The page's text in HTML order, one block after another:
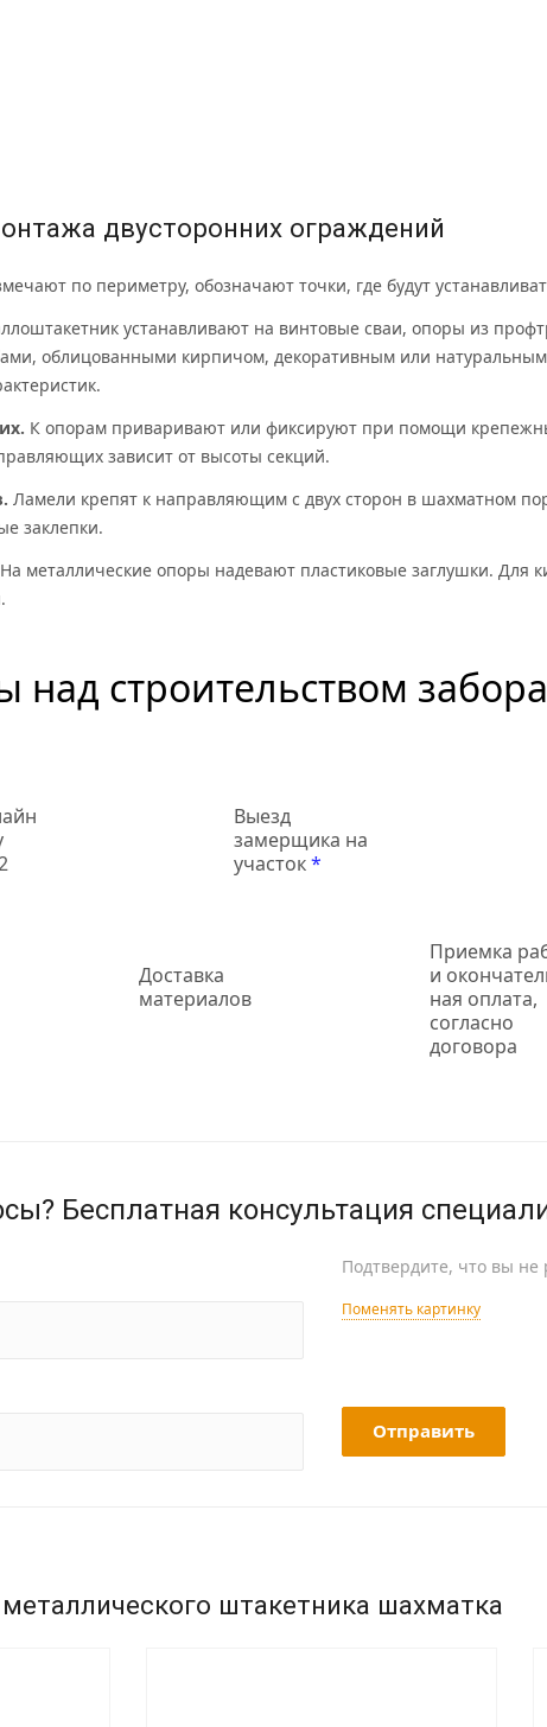
двусторонних ограждений
по периметру, обозначают точки, где будут
устанавливают на винтовые сваи, опоры из
облицованными кирпичом, декоративным или
К опорам приваривают или фиксируют при помощи
зависит от высоты секций.
Ламели крепят к направляющим с двух сторон в шахматном
заклепки.
На металлические опоры надевают пластиковые заглушки. Для
над строительством забора
Выезд
замерщика на
участок*
Доставка
материалов
Приемка
и
ная оплата,
согласно
договора
Бесплатная консультация
Подтвердите, что вы не
Поменять картинку
Отправить
штакетника шахматка